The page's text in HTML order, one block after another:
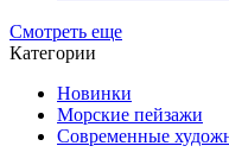
Смотреть еще
Категории
Новинки
Морские пейзажи
Современные